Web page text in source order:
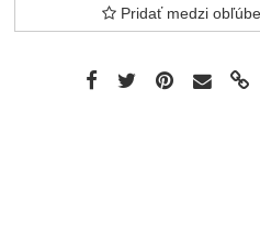
Pridať medzi